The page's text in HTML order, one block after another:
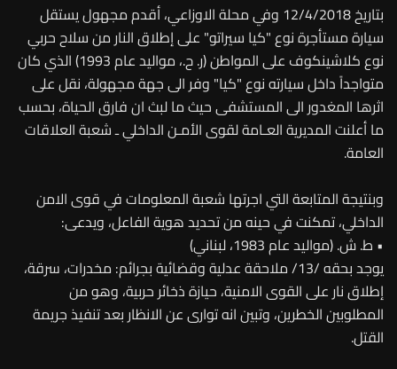
بتاريخ 12/4/2018 وفي محلة الاوزاعي، أقدم مجهول يستقل
سيارة مستأجرة نوع "كيا سيراتو" على إطلاق النار من سلاح حربي
نوع كلاشينكوف على المواطن (ر. ح.، مواليد عام 1993) الذي كان
متواجداً داخل سيارته نوع "كيا" وفر الى جهة مجهولة، نقل على
اثرها المغدور الى المستشفى حيث ما لبث ان فارق الحياة، بحسب
ما أعلنت المديرية العـامة لقوى الأمـن الداخلي ـ شعبة العلاقات
العامة.
وبنتيجة المتابعة التي اجرتها شعبة المعلومات في قوى الامن
الداخلي، تمكنت في حينه من تحديد هوية الفاعل، ويدعى:
• ط. ش. (مواليد عام 1983، لبناني)
يوجد بحقه /13/ ملاحقة عدلية وقضائية بجرائم: مخدرات، سرقة،
إطلاق نار على القوى الامنية، حيازة ذخائر حربية، وهو من
المطلوبين الخطرين، وتبين انه توارى عن الانظار بعد تنفيذ جريمة
القتل.